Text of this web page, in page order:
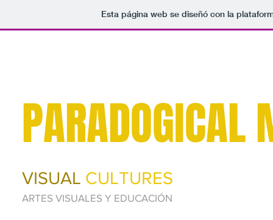
Esta página web se diseñó con la
PARADOGICAL
VISUAL CULTURES
ARTES VISUALES Y EDUCACIÓN